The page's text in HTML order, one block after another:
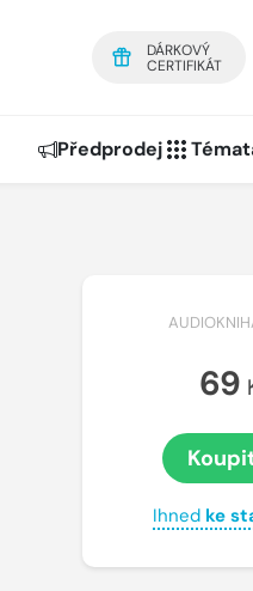
DÁRKOVÝ
CERTIFIKÁT
Předprodej
69
Ihned ke